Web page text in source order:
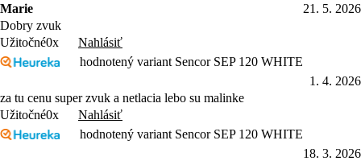
Marie
21. 5. 2026
Dobry zvuk
Užitočné0x
Nahlásiť
hodnotený variant Sencor SEP 120 WHITE
1. 4. 2026
za tu cenu super zvuk a netlacia lebo su malinke
Užitočné0x
Nahlásiť
hodnotený variant Sencor SEP 120 WHITE
18. 3. 2026